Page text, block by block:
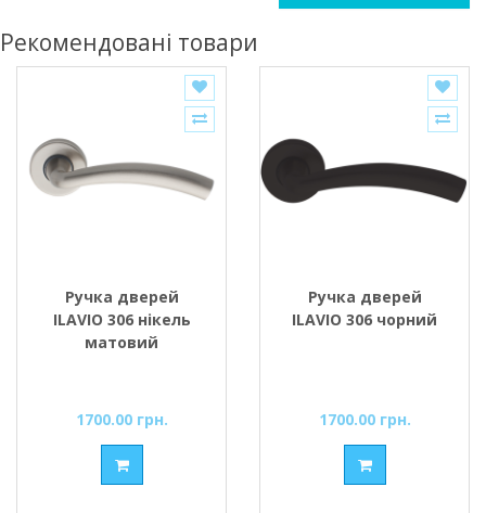
Рекомендовані товари
Ручка дверей
ILAVIO 306 нікель
матовий
1700.00 грн.
Ручка дверей
ILAVIO 306 чорний
1700.00 грн.